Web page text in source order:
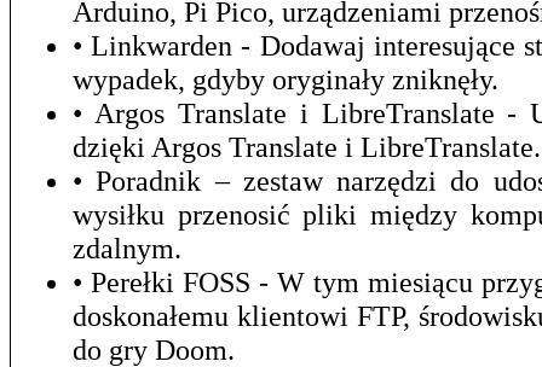
Arduino, Pi Pico, urządzeniami
• Linkwarden - Dodawaj interesujące
wypadek, gdyby oryginały zniknęły.
• Argos Translate i LibreTranslate -
dzięki Argos Translate i LibreTranslate.
• Poradnik – zestaw narzędzi do
wysiłku przenosić pliki między
zdalnym.
• Perełki FOSS - W tym miesiącu
doskonałemu klientowi FTP,
do gry Doom.